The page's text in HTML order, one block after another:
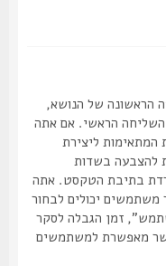
של הנושא,
הראשי. אם אתה
ליצירת
בשדות
בתיבת הטקסט. אתה
יכולים לבחור
זמן הגבלה לסקר
מאפשרת למשתמשים